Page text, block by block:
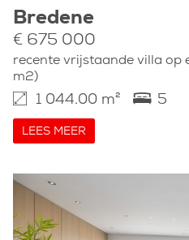
Bredene
€ 675 000
recente vrijstaande villa op
m2)
1 044.00 m² 5
LEES MEER